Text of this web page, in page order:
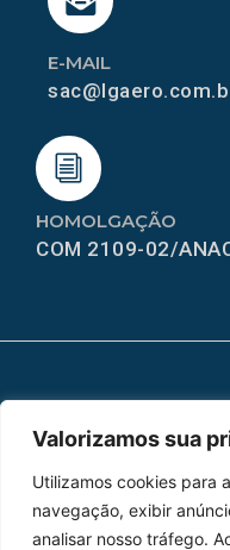
Valorizamos sua
Utilizamos cookies para
navegação, exibir
analisar nosso tráfego.
HOMOLGAÇÃO
COM 2109-02/
E-MAIL